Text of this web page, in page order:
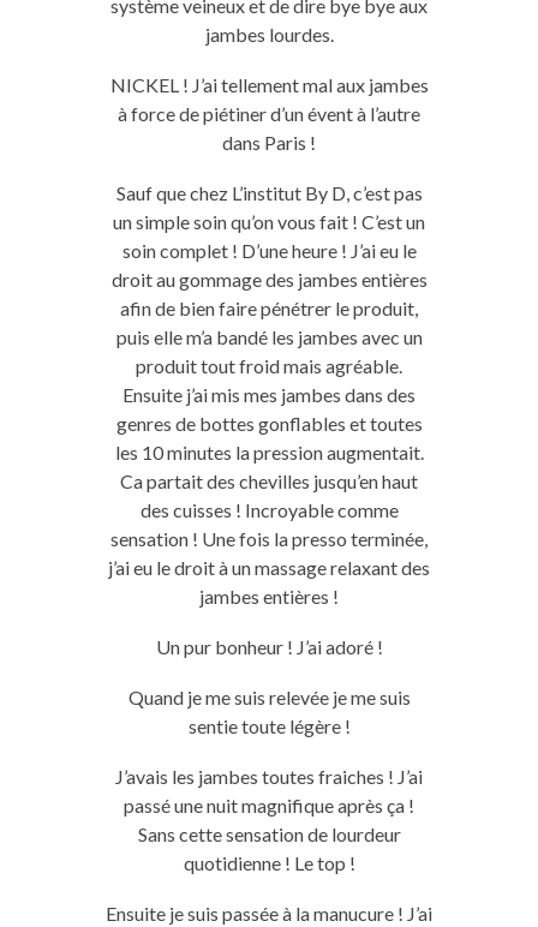
système veineux et de dire bye bye aux
jambes lourdes.
NICKEL ! J’ai tellement mal aux jambes
à force de piétiner d’un évent à l’autre
dans Paris !
Sauf que chez L’institut By D, c’est pas
un simple soin qu’on vous fait ! C’est un
soin complet ! D’une heure ! J’ai eu le
droit au gommage des jambes entières
afin de bien faire pénétrer le produit,
puis elle m’a bandé les jambes avec un
produit tout froid mais agréable.
Ensuite j’ai mis mes jambes dans des
genres de bottes gonflables et toutes
les 10 minutes la pression augmentait.
Ca partait des chevilles jusqu’en haut
des cuisses ! Incroyable comme
sensation ! Une fois la presso terminée,
j’ai eu le droit à un massage relaxant des
jambes entières !
Un pur bonheur ! J’ai adoré !
Quand je me suis relevée je me suis
sentie toute légère !
J’avais les jambes toutes fraiches ! J’ai
passé une nuit magnifique après ça !
Sans cette sensation de lourdeur
quotidienne ! Le top !
Ensuite je suis passée à la manucure ! J’ai